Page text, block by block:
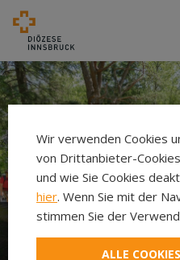
Neuer
Wir verwenden Cookies
von Drittanbieter-
und wie Sie Cookies
hier. Wenn Sie mit der
stimmen Sie der
ALLE